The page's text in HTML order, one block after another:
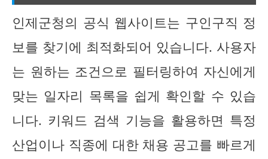
인제군청의 공식 웹사이트는 구인구직 정
보를 찾기에 최적화되어 있습니다. 사용자
는 원하는 조건으로 필터링하여 자신에게
맞는 일자리 목록을 쉽게 확인할 수 있습
니다. 키워드 검색 기능을 활용하면 특정
산업이나 직종에 대한 채용 공고를 빠르게